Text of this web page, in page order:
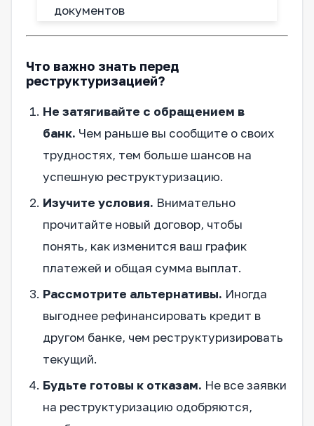
документов
Что важно знать перед
реструктуризацией?
Не затягивайте с обращением в
банк. Чем раньше вы сообщите о своих
трудностях, тем больше шансов на
успешную реструктуризацию.
Изучите условия. Внимательно
прочитайте новый договор, чтобы
понять, как изменится ваш график
платежей и общая сумма выплат.
Рассмотрите альтернативы. Иногда
выгоднее рефинансировать кредит в
другом банке, чем реструктуризировать
текущий.
Будьте готовы к отказам. Не все заявки
на реструктуризацию одобряются,